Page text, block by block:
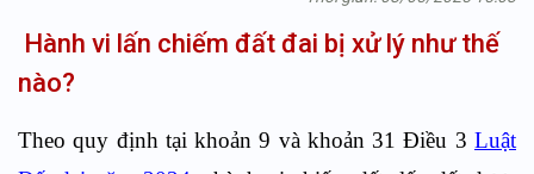
Hành vi lấn chiếm đất đai bị xử lý như thế
nào?
Theo quy định tại khoản 9 và khoản 31 Điều 3 Luật